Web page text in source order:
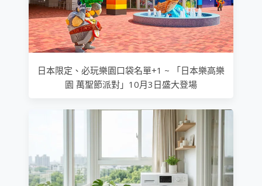
日本限定、必玩樂園口袋名單+1 ~ 「日本樂高樂
園 萬聖節派對」10月3日盛大登場